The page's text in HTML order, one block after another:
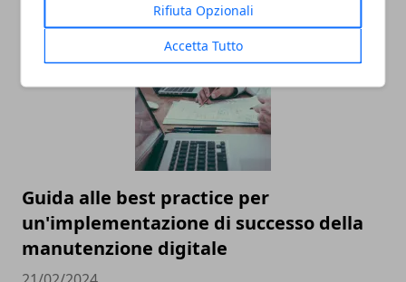
Rifiuta Opzionali
Accetta Tutto
Guida alle best practice per
un'implementazione di successo della
manutenzione digitale